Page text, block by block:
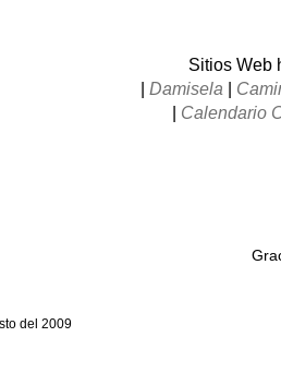
Sitios Web
Damisela
Calendario
del 2009